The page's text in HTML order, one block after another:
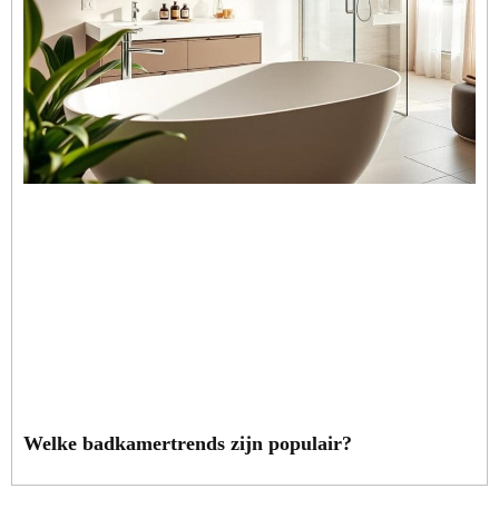
Welke badkamertrends zijn populair?